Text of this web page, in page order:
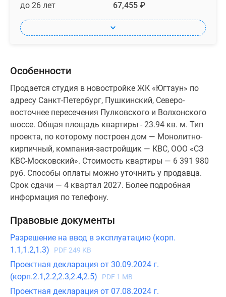
до 26 лет 67,455 ₽
Особенности
Продается студия в новостройке ЖК «Югтаун» по
адресу Санкт-Петербург, Пушкинский, Северо-
восточнее пересечения Пулковского и Волхонского
шоссе. Общая площадь квартиры - 23.94 кв. м. Тип
проекта, по которому построен дом — Монолитно-
кирпичный, компания-застройщик — КВС, ООО «СЗ
КВС-Московский». Стоимость квартиры — 6 391 980
руб. Способы оплаты можно уточнить у продавца.
Срок сдачи — 4 квартал 2027. Более подробная
информация по телефону.
Правовые документы
Разрешение на ввод в эксплуатацию (корп.
1.1,1.2,1.3)
PDF 249 KB
Проектная декларация от 30.09.2024 г.
(корп.2.1,2.2,2.3,2.4,2.5)
PDF 1 MB
Проектная декларация от 07.08.2024 г.